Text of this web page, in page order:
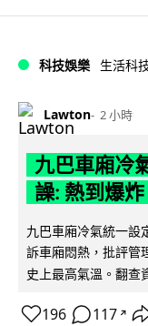
科技娛樂 生活科
Lawton 2 小時
九巴車廂冷
譟: 熱到爆
九巴車廂冷氣統一設
訴車廂悶熱，批評管
史上最高氣溫。翻查
196 117 ↗